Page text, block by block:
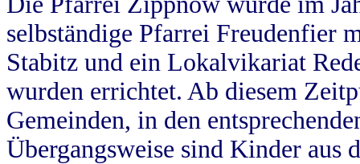
selbständige Pfarrei Freudenfier
Stabitz und ein Lokalvikariat
wurden errichtet. Ab diesem
Gemeinden, in den
Übergangsweise sind Kinder aus